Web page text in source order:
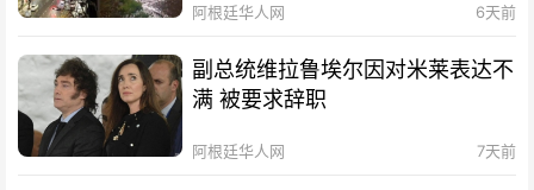
阿根廷华人网 6天前
副总统维拉鲁埃尔因对米莱表达不
满 被要求辞职
阿根廷华人网 7天前